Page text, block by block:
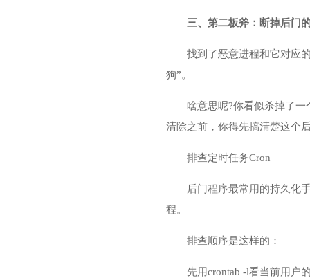
三、第二板斧：断掉后门
找到了恶意进程和它对应
狗”。
啥意思呢?你看似杀掉了
清除之前，你得先搞清楚这个
排查定时任务Cron
后门程序最常用的持久化
程。
排查顺序是这样的：
先用crontab -l看当前用户